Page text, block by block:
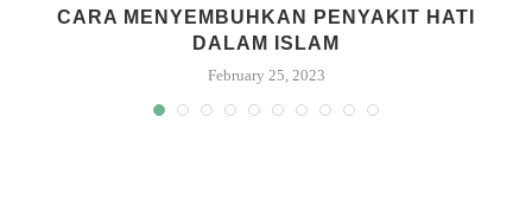
CARA MENYEMBUHKAN PENYAKIT HATI
DALAM ISLAM
February 25, 2023